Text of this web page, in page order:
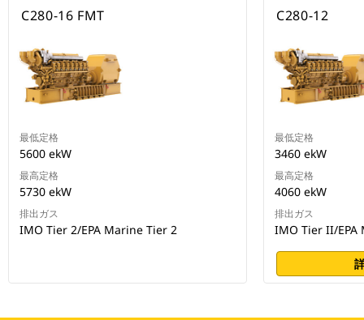
C280-16 FMT
最低定格
5600 ekW
最高定格
5730 ekW
排出ガス
IMO Tier 2/EPA Marine Tier 2
C280-12
最低定格
3460 ekW
最高定格
4060 ekW
排出ガス
IMO Tier II/EPA